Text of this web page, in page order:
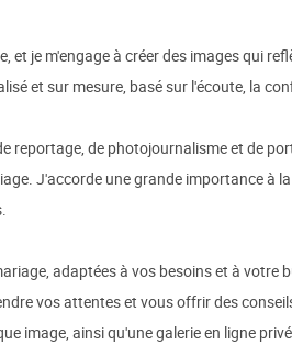
et je m'engage à créer des images qui
et sur mesure, basé sur l'écoute, la
reportage, de photojournalisme et de
J'accorde une grande importance à
adaptées à vos besoins et à
vos attentes et vous offrir des
image, ainsi qu'une galerie en ligne